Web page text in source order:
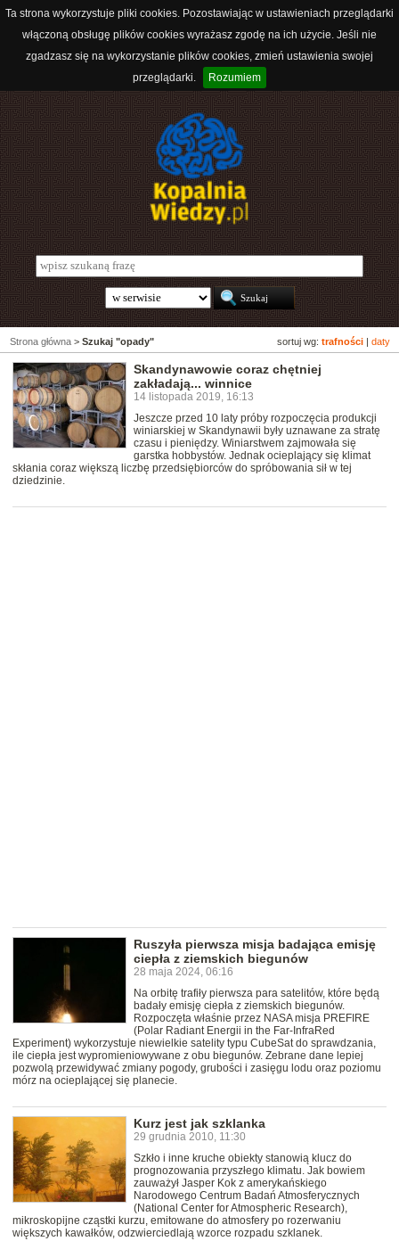
Ta strona wykorzystuje pliki cookies. Pozostawiając w ustawieniach przeglądarki
włączoną obsługę plików cookies wyrażasz zgodę na ich użycie. Jeśli nie
zgadzasz się na wykorzystanie plików cookies, zmień ustawienia swojej
przeglądarki.
Rozumiem
sortuj wg: trafności daty
Strona główna > Szukaj "opady"
Skandynawowie coraz chętniej
zakładają... winnice
14 listopada 2019, 16:13
Jeszcze przed 10 laty próby rozpoczęcia produkcji
winiarskiej w Skandynawii były uznawane za stratę
czasu i pieniędzy. Winiarstwem zajmowała się
garstka hobbystów. Jednak ocieplający się klimat
skłania coraz większą liczbę przedsiębiorców do spróbowania sił w tej
dziedzinie.
Ruszyła pierwsza misja badająca emisję
ciepła z ziemskich biegunów
28 maja 2024, 06:16
Na orbitę trafiły pierwsza para satelitów, które będą
badały emisję ciepła z ziemskich biegunów.
Rozpoczęta właśnie przez NASA misja PREFIRE
(Polar Radiant Energii in the Far-InfraRed
Experiment) wykorzystuje niewielkie satelity typu CubeSat do sprawdzania,
ile ciepła jest wypromieniowywane z obu biegunów. Zebrane dane lepiej
pozwolą przewidywać zmiany pogody, grubości i zasięgu lodu oraz poziomu
mórz na ocieplającej się planecie.
Kurz jest jak szklanka
29 grudnia 2010, 11:30
Szkło i inne kruche obiekty stanowią klucz do
prognozowania przyszłego klimatu. Jak bowiem
zauważył Jasper Kok z amerykańskiego
Narodowego Centrum Badań Atmosferycznych
(National Center for Atmospheric Research),
mikroskopijne cząstki kurzu, emitowane do atmosfery po rozerwaniu
większych kawałków, odzwierciedlają wzorce rozpadu szklanek.